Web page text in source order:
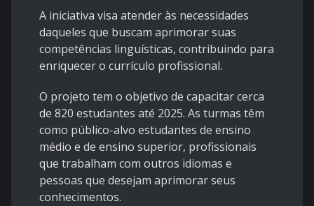
A iniciativa visa atender às necessidades
daqueles que buscam aprimorar suas
competências linguísticas, contribuindo para
enriquecer o currículo profissional.
O projeto tem o objetivo de capacitar cerca
de 820 estudantes até 2025. As turmas têm
como público-alvo estudantes de ensino
médio e de ensino superior, profissionais
que trabalham com outros idiomas e
pessoas que desejam aprimorar seus
conhecimentos.